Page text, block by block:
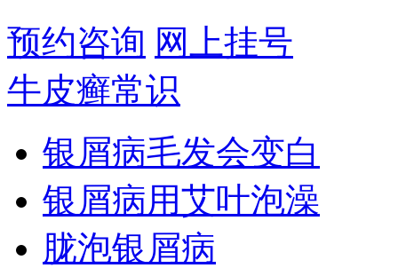
预约咨询 网上挂号
牛皮癣常识
银屑病毛发会变白
银屑病用艾叶泡澡
胧泡银屑病